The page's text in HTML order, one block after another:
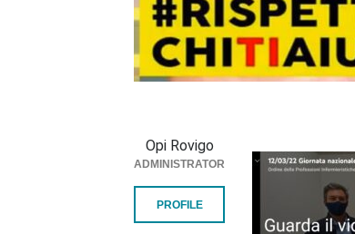
Opi Rovigo
ADMINISTRATOR
PROFILE